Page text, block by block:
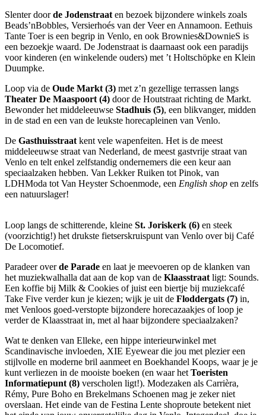
Slenter doorde Jodenstraat en bezoek bijzondere winkels zoals
Beads’nBobbles, Versierhoés van der Veer en Annamoon. Eethuis
Tante Toer is een begrip in Venlo, en ook Brownies&DownieS is
een bezoekje waard. De Jodenstraat is daarnaast ook een paradijs
voor kinderen (en winkelende ouders) met ’t Holtschöpke en Klein
Duumpke.
Loop via de Oude Markt (3) met z’n gezellige terrassen langs
Theater De Maaspoort (4) door de Houtstraat richting de Markt.
Bewonder het middeleeuwse Stadhuis (5), een blikvanger, midden
in de stad en een van de leukste horecapleinen van Venlo.
De Gasthuisstraat kent vele wapenfeiten. Het is de meest
middeleeuwse straat van Nederland, de meest gastvrije straat van
Venlo en telt enkel zelfstandig ondernemers die een keur aan
speciaalzaken hebben. Van Lekker Ruiken tot Pinok, van
LDHModa tot Van Heyster Schoenmode, een English shop en zelfs
een natuurslager!
Loop langs de schitterende, kleine St. Joriskerk (6) en steek
(voorzichtig!) het drukste fietserskruispunt van Venlo over bij Café
De Locomotief.
Paradeer overde Parade en laat je meevoeren op de klanken van
het muziekwalhalla dat aan de kop van de Klaasstraat ligt: Sounds.
Een koffie bij Milk & Cookies of juist een biertje bij muziekcafé
Take Five verder kun je kiezen; wijk je uit de Floddergats (7) in,
met Venloos goed-verstopte bijzondere horecazaakjes of loop je
verder de Klaasstraat in, met al haar bijzondere speciaalzaken?
Wat te denken van Elleke, een hippe interieurwinkel met
Scandinavische invloeden, XIE Eyewear die jou met plezier een
stijlvolle en moderne bril aanmeet en Boekhandel Koops, waar je je
kunt verliezen in de mooiste boeken (en waar het Toeristen
Informatiepunt (8) verscholen ligt!). Modezaken als Carrièra,
Rémy, Pure Boho en Brekelmans Schoenen mag je zeker niet
overslaan. Het einde van de Festina Lente shoproute betekent niet